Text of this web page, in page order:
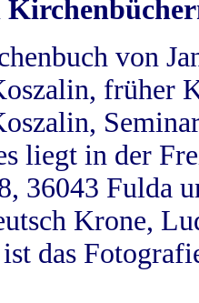
von
früher
liegt in der
36043 Fulda
Krone,
das